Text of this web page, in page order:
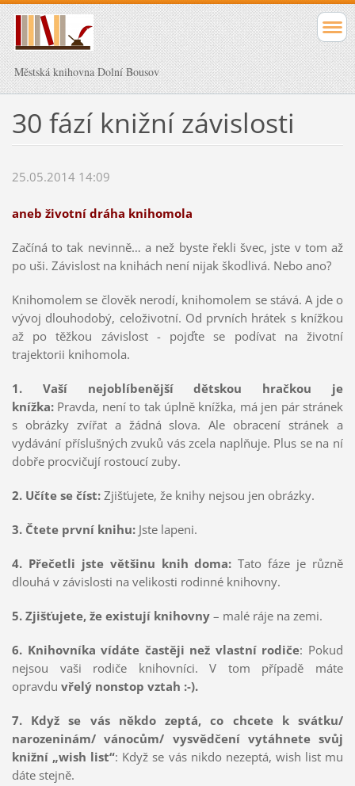
Městská knihovna Dolní Bousov
30 fází knižní závislosti
25.05.2014 14:09
aneb životní dráha knihomola
Začíná to tak nevinně… a než byste řekli švec, jste v tom až
po uši. Závislost na knihách není nijak škodlivá. Nebo ano?
Knihomolem se člověk nerodí, knihomolem se stává. A jde o
vývoj dlouhodobý, celoživotní. Od prvních hrátek s knížkou
až po těžkou závislost - pojďte se podívat na životní
trajektorii knihomola.
1. Vaší nejoblíbenější dětskou hračkou je
knížka:Pravda, není to tak úplně knížka, má jen pár stránek
s obrázky zvířat a žádná slova. Ale obracení stránek a
vydávání příslušných zvuků vás zcela naplňuje. Plus se na ní
dobře procvičují rostoucí zuby.
2. Učíte se číst:Zjišťujete, že knihy nejsou jen obrázky.
3. Čtete první knihu:Jste lapeni.
4. Přečetli jste většinu knih doma: Tato fáze je různě
dlouhá v závislosti na velikosti rodinné knihovny.
5. Zjišťujete, že existují knihovny– malé ráje na zemi.
6. Knihovníka vídáte častěji než vlastní rodiče: Pokud
nejsou vaši rodiče knihovníci. V tom případě máte
opravdu vřelý nonstop vztah :-).
7. Když se vás někdo zeptá, co chcete k svátku/
narozeninám/ vánocům/ vysvědčení vytáhnete svůj
knižní „wish list“: Když se vás nikdo nezeptá, wish list mu
dáte stejně.